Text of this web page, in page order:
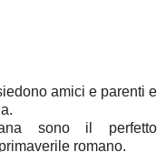
amici e parenti e
sono il perfetto
romano.